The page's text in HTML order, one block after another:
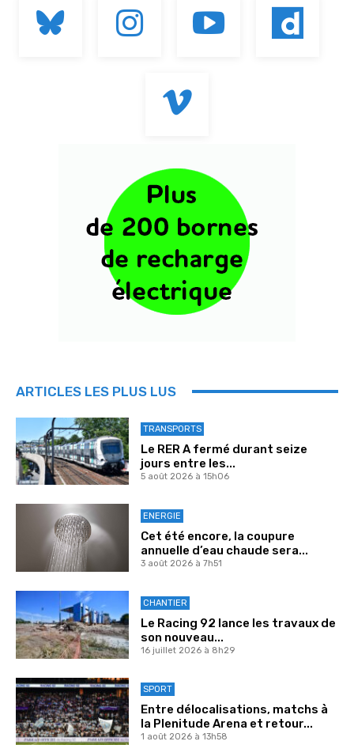
ARTICLES LES PLUS LUS
TRANSPORTS
Le RER A fermé durant seize
jours entre les...
5 août 2026 à 15h06
ENERGIE
Cet été encore, la coupure
annuelle d’eau chaude sera...
3 août 2026 à 7h51
CHANTIER
Le Racing 92 lance les travaux de
son nouveau...
16 juillet 2026 à 8h29
SPORT
Entre délocalisations, matchs à
la Plenitude Arena et retour...
1 août 2026 à 13h58